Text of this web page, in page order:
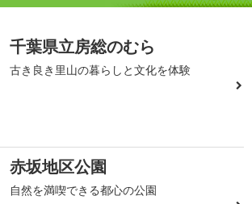
千葉県立房総のむら
古き良き里山の暮らしと文化を体験
赤坂地区公園
自然を満喫できる都心の公園